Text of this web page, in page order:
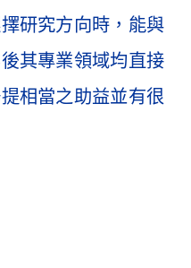
研究方向時，能與
其專業領域均直接
相當之助益並有很